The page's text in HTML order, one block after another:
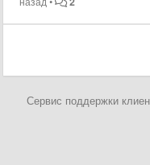
Сервис поддержки